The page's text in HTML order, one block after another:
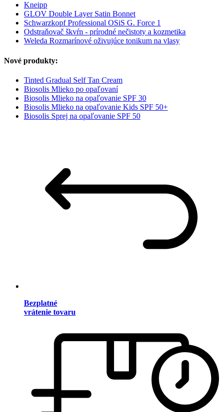
Kneipp
GLOV Double Layer Satin Bonnet
Schwarzkopf Professional OSiS G. Force 1
Odstraňovač škvŕn - prírodné nečistoty a kozmetika
Weleda Rozmarínové oživujúce tonikum na vlasy
Nové produkty:
Tinted Gradual Self Tan Cream
Biosolis Mlieko po opaľovaní
Biosolis Mlieko na opaľovanie SPF 30
Biosolis Mlieko na opaľovanie Kids SPF 50+
Biosolis Sprej na opaľovanie SPF 50
Bezplatné
vrátenie tovaru